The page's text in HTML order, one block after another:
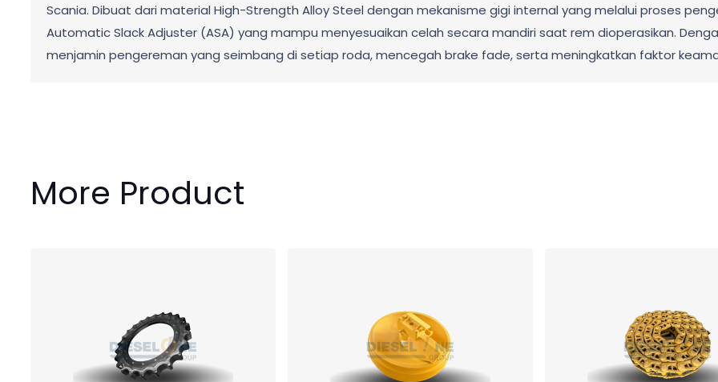
Scania. Dibuat dari material High-Strength Alloy Steel dengan mekanisme gigi internal yang melalui proses
Automatic Slack Adjuster (ASA) yang mampu menyesuaikan celah secara mandiri saat rem dioperasikan.
menjamin pengereman yang seimbang di setiap roda, mencegah brake fade, serta meningkatkan faktor
More Product